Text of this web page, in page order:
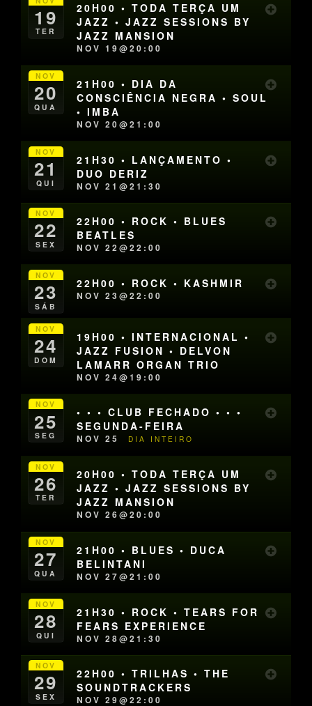
19
TER
20H00 • TODA TERÇA UM
JAZZ • JAZZ SESSIONS BY
JAZZ MANSION
NOV 19@20:00
NOV
20
QUA
21H00 • DIA DA
CONSCIÊNCIA NEGRA • SOUL
• IMBA
NOV 20@21:00
NOV
21
QUI
21H30 • LANÇAMENTO •
DUO DERIZ
NOV 21@21:30
NOV
22
SEX
22H00 • ROCK • BLUES
BEATLES
NOV 22@22:00
NOV
23
SÁB
22H00 • ROCK • KASHMIR
NOV 23@22:00
NOV
24
DOM
19H00 • INTERNACIONAL •
JAZZ FUSION • DELVON
LAMARR ORGAN TRIO
NOV 24@19:00
NOV
25
SEG
• • • CLUB FECHADO • • •
SEGUNDA-FEIRA
NOV 25 DIA INTEIRO
NOV
26
TER
20H00 • TODA TERÇA UM
JAZZ • JAZZ SESSIONS BY
JAZZ MANSION
NOV 26@20:00
NOV
27
QUA
21H00 • BLUES • DUCA
BELINTANI
NOV 27@21:00
NOV
28
QUI
21H30 • ROCK • TEARS FOR
FEARS EXPERIENCE
NOV 28@21:30
NOV
29
SEX
22H00 • TRILHAS • THE
SOUNDTRACKERS
NOV 29@22:00